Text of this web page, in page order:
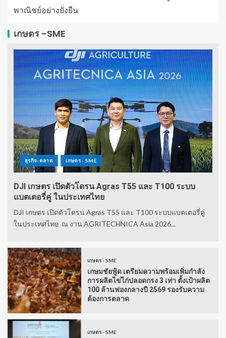
พาณิชย์อย่างยั่งยืน
เกษตร -SME
ธุรกิจ-ตลาด เกษตร - SME
DJI เกษตร เปิดตัวโดรน Agras T55 และ T100 ระบบ
แบตเตอรี่คู่ ในประเทศไทย
DJI เกษตร เปิดตัวโดรน Agras T55 และ T100 ระบบแบตเตอรี่คู่
ในประเทศไทย ณ งาน AGRITECHNICA Asia 2026...
เกษตร - SME
เกษมชัยฟู้ด เตรียมความพร้อมเพิ่มกำลัง
การผลิตไข่ไก่ปลอดกรง 3 เท่า ตั้งเป้าผลิต
100 ล้านฟองกลางปี 2569 รองรับความ
ต้องการตลาด
เกษตร - SME